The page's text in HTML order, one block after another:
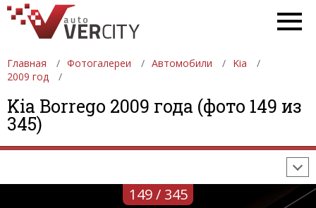
Главная Фотогалереи Автомобили
Kia
2009 год
Kia Borrego 2009 года (фото 149 из
345)
ФОТОГАЛЕРЕИ АВТОМОБИЛИ
ДЕВУШКИ
АВТОСАЛОНЫ
149 / 345